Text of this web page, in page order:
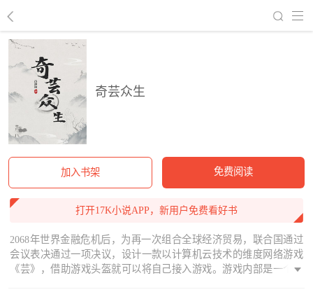
奇芸众生
加入书架 免费阅读
打开17K小说APP，新用户免费看好书
2068年世界金融危机后，为再一次组合全球经济贸易，联合国通过
会议表决通过一项决议，设计一款以计算机云技术的维度网络游戏
《芸》，借助游戏头盔就可以将自己接入游戏。游戏内部是一个高